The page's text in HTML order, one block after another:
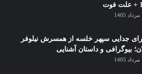
جدایی سپهر خلسه از همسرش نیلوفر
بیوگرافی و داستان آشنایی